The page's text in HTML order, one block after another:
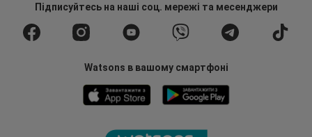
Підписуйтесьна наші соц. мережі та месенджери
Watsons в вашому смартфоні